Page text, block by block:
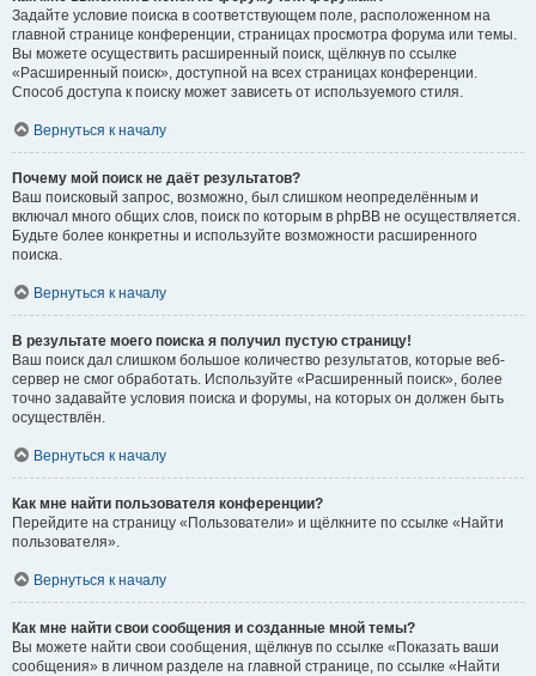
Задайте условие поиска в соответствующем поле, расположенном на
главной странице конференции, страницах просмотра форума или темы.
Вы можете осуществить расширенный поиск, щёлкнув по ссылке
«Расширенный поиск», доступной на всех страницах конференции.
Способ доступа к поиску может зависеть от используемого стиля.
Вернуться к началу
Почему мой поиск не даёт результатов?
Ваш поисковый запрос, возможно, был слишком неопределённым и
включал много общих слов, поиск по которым в phpBB не осуществляется.
Будьте более конкретны и используйте возможности расширенного
поиска.
Вернуться к началу
В результате моего поиска я получил пустую страницу!
Ваш поиск дал слишком большое количество результатов, которые веб-
сервер не смог обработать. Используйте «Расширенный поиск», более
точно задавайте условия поиска и форумы, на которых он должен быть
осуществлён.
Вернуться к началу
Как мне найти пользователя конференции?
Перейдите на страницу «Пользователи» и щёлкните по ссылке «Найти
пользователя».
Вернуться к началу
Как мне найти свои сообщения и созданные мной темы?
Вы можете найти свои сообщения, щёлкнув по ссылке «Показать ваши
сообщения» в личном разделе на главной странице, по ссылке «Найти